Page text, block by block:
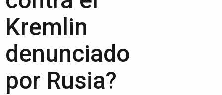
Kremlin
denunciado
por Rusia?